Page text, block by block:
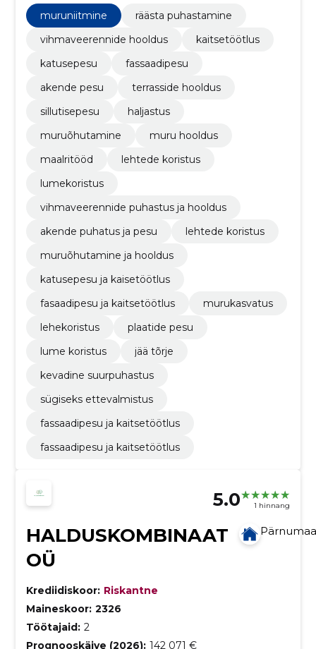
muruniitmine
räästa puhastamine
vihmaveerennide hooldus
kaitsetöötlus
katusepesu
fassaadipesu
akende pesu
terrasside hooldus
sillutisepesu
haljastus
muruõhutamine
muru hooldus
maalritööd
lehtede koristus
lumekoristus
vihmaveerennide puhastus ja hooldus
akende puhatus ja pesu
lehtede koristus
muruõhutamine ja hooldus
katusepesu ja kaisetöötlus
fasaadipesu ja kaitsetöötlus
murukasvatus
lehekoristus
plaatide pesu
lume koristus
jää tõrje
kevadine suurpuhastus
sügiseks ettevalmistus
fassaadipesu ja kaitsetöötlus
fassaadipesu ja kaitsetöötlus
5.0 1 hinnang
HALDUSKOMBINAAT
OÜ
Krediidiskoor: Riskantne
Maineskoor: 2326
Töötajaid: 2
Prognooskäive (2026): 142 071 €